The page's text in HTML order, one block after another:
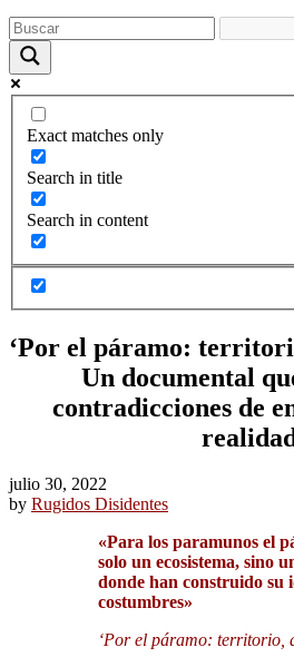
Exact matches only
Search in title
Search in content
‘Por el páramo:
Un documental
contradicciones de
julio 30, 2022
by Rugidos Disidentes
«Para los paramunos el
solo un ecosistema, sino
donde han construido su
costumbres»
‘Por el páramo: territorio,